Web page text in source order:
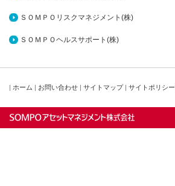
ＳＯＭＰＯリスクマネジメント(株)
ＳＯＭＰＯヘルスサポート(株)
ホーム お問い合わせ サイトマップ サイトポリシー